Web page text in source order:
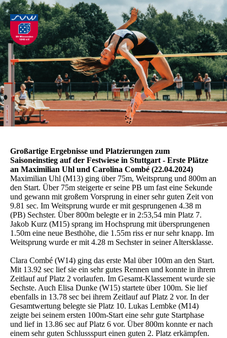
Großartige Ergebnisse und Platzierungen zum
Saisoneinstieg auf der Festwiese in Stuttgart - Erste Plätze
an Maximilian Uhl und Carolina Combé (22.04.2024)
Maximilian Uhl (M13) ging über 75m, Weitsprung und 800m an
den Start. Über 75m steigerte er seine PB um fast eine Sekunde
und gewann mit großem Vorsprung in einer sehr guten Zeit von
9.81 sec. Im Weitsprung wurde er mit gesprungenen 4.38 m
(PB) Sechster. Über 800m belegte er in 2:53,54 min Platz 7.
Jakob Kurz (M15) sprang im Hochsprung mit übersprungenen
1.50m eine neue Besthöhe, die 1.55m riss er nur sehr knapp. Im
Weitsprung wurde er mit 4.28 m Sechster in seiner Altersklasse.
Clara Combé (W14) ging das erste Mal über 100m an den Start.
Mit 13.92 sec lief sie ein sehr gutes Rennen und konnte in ihrem
Zeitlauf auf Platz 2 vorlaufen. Im Gesamt-Klassement wurde sie
Sechste. Auch Elisa Dunke (W15) startete über 100m. Sie lief
ebenfalls in 13.78 sec bei ihrem Zeitlauf auf Platz 2 vor. In der
Gesamtwertung belegte sie Platz 10. Lukas Lembke (M14)
zeigte bei seinem ersten 100m-Start eine sehr gute Startphase
und lief in 13.86 sec auf Platz 6 vor. Über 800m konnte er nach
einem sehr guten Schlussspurt einen guten 2. Platz erkämpfen.